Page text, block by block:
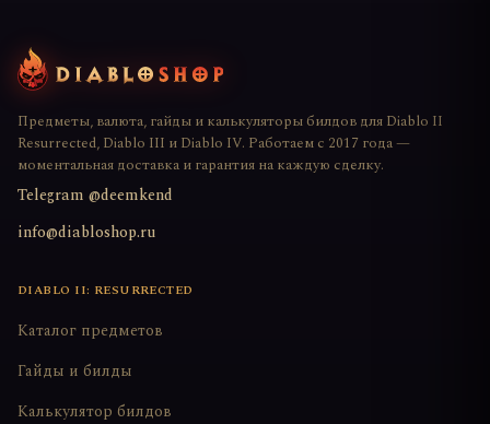
Предметы, валюта, гайды и калькуляторы билдов для Diablo II
Resurrected, Diablo III и Diablo IV. Работаем с 2017 года —
моментальная доставка и гарантия на каждую сделку.
Telegram @deemkend
info@diabloshop.ru
DIABLO II: RESURRECTED
Каталог предметов
Гайды и билды
Калькулятор билдов